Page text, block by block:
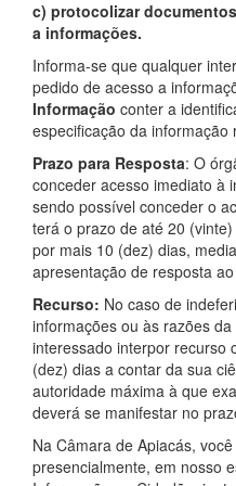
c) protocolizar
a informações.
Informa-se que qualquer
pedido de acesso a
Informação conter a
especificação da informação
Prazo para Resposta: O
conceder acesso imediato à
sendo possível conceder o
terá o prazo de até 20
por mais 10 (dez) dias,
apresentação de resposta
Recurso: No caso de
informações ou às razões
interessado interpor recurso
(dez) dias a contar da sua
autoridade máxima à que
deverá se manifestar no
Na Câmara de Apiacás,
presencialmente, em nosso